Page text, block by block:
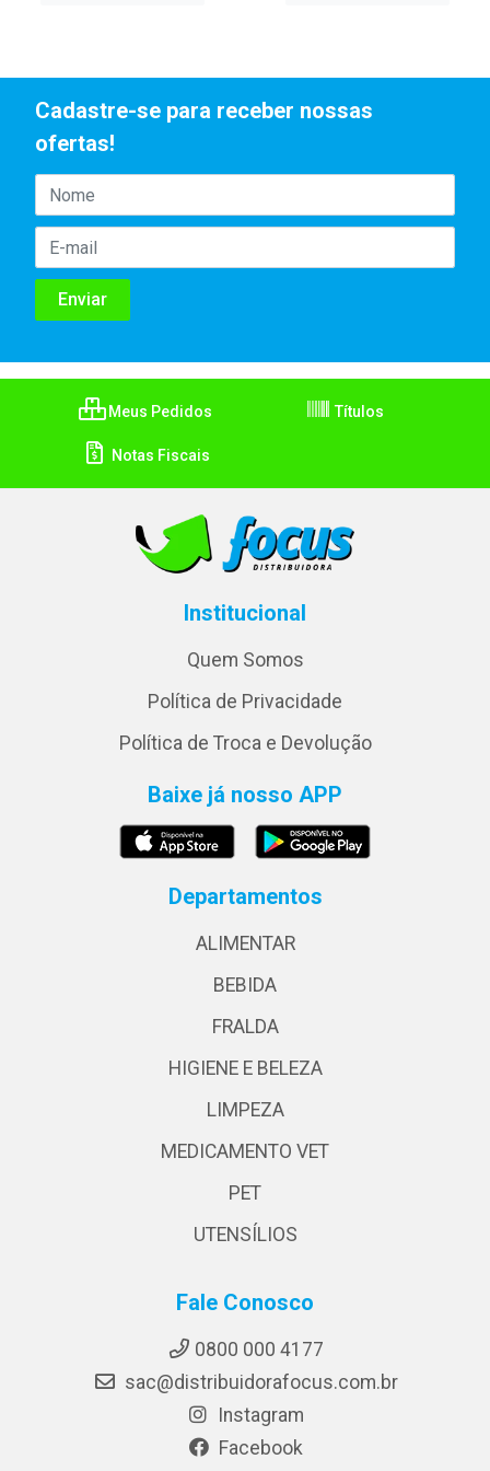
Cadastre-se para receber nossas
ofertas!
Meus Pedidos Títulos
Notas Fiscais
Institucional
Quem Somos
Política de Privacidade
Política de Troca e Devolução
Baixe já nosso APP
Departamentos
ALIMENTAR
BEBIDA
FRALDA
HIGIENE E BELEZA
LIMPEZA
MEDICAMENTO VET
PET
UTENSÍLIOS
Fale Conosco
0800 000 4177
sac@distribuidorafocus.com.br
Instagram
Facebook